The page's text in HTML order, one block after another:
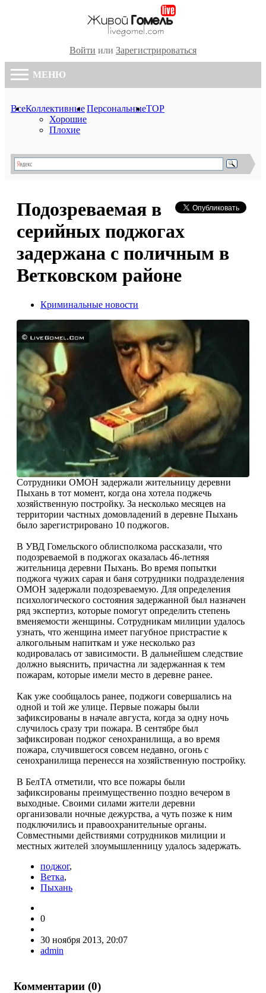
Войти или Зарегистрироваться
МЕНЮ
ВсеКоллективные
Хорошие
Плохие
ПерсональныеTOP
Подозреваемая в
серийных поджогах
задержана с поличным в
Ветковском районе
Криминальные новости
Сотрудники ОМОН задержали жительницу деревни
Пыхань в тот момент, когда она хотела поджечь
хозяйственную постройку. За несколько месяцев на
территории частных домовладений в деревне Пыхань
было зарегистрировано 10 поджогов.
В УВД Гомельского облисполкома рассказали, что
подозреваемой в поджогах оказалась 46-летняя
жительница деревни Пыхань. Во время попытки
поджога чужих сарая и баня сотрудники подразделения
ОМОН задержали подозреваемую. Для определения
психологического состояния задержанной был назначен
ряд экспертиз, которые помогут определить степень
вменяемости женщины. Сотрудникам милиции удалось
узнать, что женщина имеет пагубное пристрастие к
алкогольным напиткам и уже несколько раз
кодировалась от зависимости. В дальнейшем следствие
должно выяснить, причастна ли задержанная к тем
пожарам, которые имели место в деревне ранее.
Как уже сообщалось ранее, поджоги совершались на
одной и той же улице. Первые пожары были
зафиксированы в начале августа, когда за одну ночь
случилось сразу три пожара. В сентябре был
зафиксирован поджог сенохранилища, а во время
пожара, случившегося совсем недавно, огонь с
сенохранилища перенесся на хозяйственную постройку.
В БелТА отметили, что все пожары были
зафиксированы преимущественно поздно вечером в
выходные. Своими силами жители деревни
организовали ночные дежурства, а чуть позже к ним
подключились и правоохранительные органы.
Совместными действиями сотрудников милиции и
местных жителей злоумышленницу удалось задержать.
поджог,
Ветка,
Пыхань
0
30 ноября 2013, 20:07
admin
Комментарии (0)